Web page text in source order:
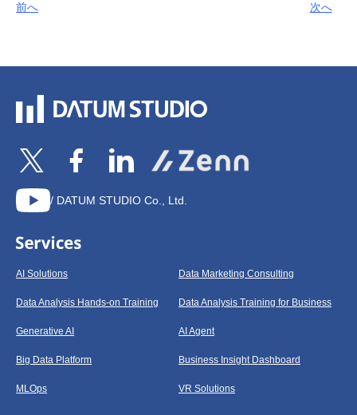
前へ 次へ
/ DATUM STUDIO Co., Ltd.
AI Solutions Data Marketing Consulting
Data Analysis Hands-on Training Data Analysis Training for Business
Generative AI AI Agent
Big Data Platform Business Insight Dashboard
MLOps VR Solutions